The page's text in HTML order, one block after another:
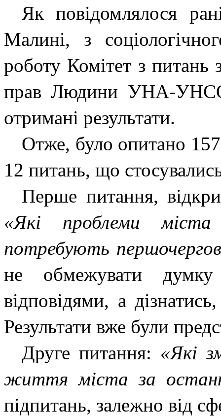
Як повідомлялося
Малині, з
роботу Комітет з питань
прав Людини УНА-
отримані результати.
Отже, було опитано
12 питань, що
Перше питання,
«Які проблеми
потребують
не обмежувати думку
відповідями, а
Результати вже були
Друге питання: «Які
життя міста за
підпитань, залежно від